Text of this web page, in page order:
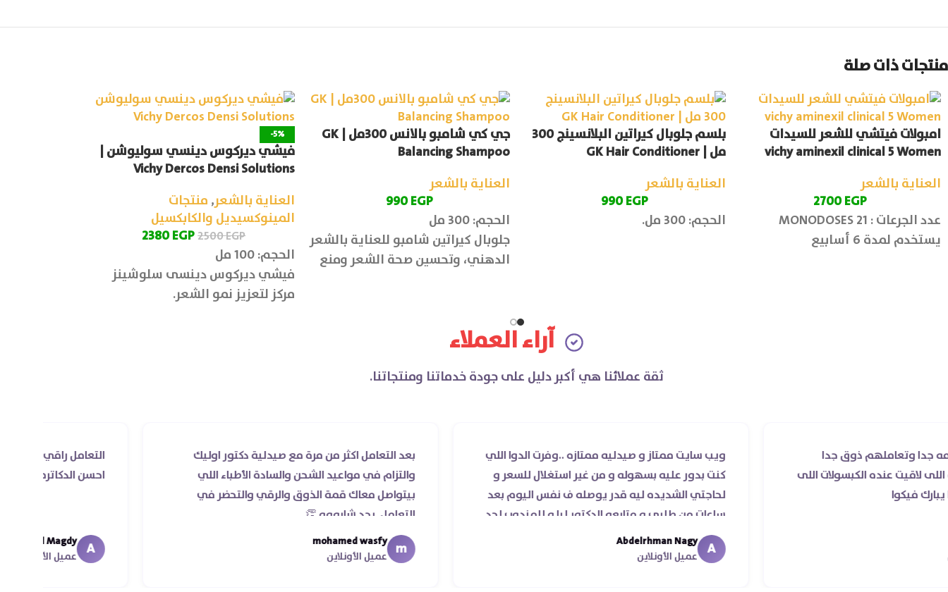
منتجات ذات صلة
امبولات فيتشي للشعر للسيدات
vichy aminexil clinical 5 Women
العناية بالشعر
2700EGP
عدد الجرعات : 21 MONODOSES
يستخدم لمدة 6 أسابيع
بلسم جلوبال كيراتين البلانسينج 300
مل | GK Hair Conditioner
العناية بالشعر
990EGP
الحجم: 300 مل.
جي كي شامبو بالانس 300مل | GK
Balancing Shampoo
العناية بالشعر
990EGP
الحجم: 300 مل
جلوبال كيراتين شامبو للعناية بالشعر
الدهني، وتحسين صحة الشعر ومنع
-5%
فيشي ديركوس دينسي سوليوشن |
Vichy Dercos Densi Solutions
العناية بالشعر, منتجات
المينوكسيديل والكابكسيل
2500EGP
2380EGP
الحجم: 100 مل
فيشي ديركوس دينسى سلوشينز
مركز لتعزيز نمو الشعر.
آراء العملاء
ثقة عملائنا هي أكبر دليل على جودة خدماتنا ومنتجاتنا.
ذوق جدا
الكبسولات اللى
ويب سايت ممتاز و صيدليه ممتازه ..وفرت الدوا اللي
كنت بدور عليه بسهوله و من غير استغلال للسعر و
لحاجتي الشديده ليه قدر يوصله ف نفس اليوم بعد
ساعات من طلبي و متابعه الدكتور ليا و للمندوب لحد
ما استلمت بالرغم من انتهاء موعد عمله ..فضل يتابع
معايا لحد ما استلمت ..شكرا جزيلا ليكم
Abdelrhman Nagy
عميل الأونلاين
بعد التعامل اكثر من مرة مع صيدلية دكتور اوليك
والتزام في مواعيد الشحن والسادة الأطباء اللي
بيتواصل معاك قمة الذوق والرقي والتحضر في
التعامل. بجد شابووو 👏‏
mohamed wasfy
عميل الأونلاين
التعامل راقي جدا و الخدمه
احسن الدكاتره الي اتعاملت معاهم
Ahmed Magdy
عميل الأونلاين